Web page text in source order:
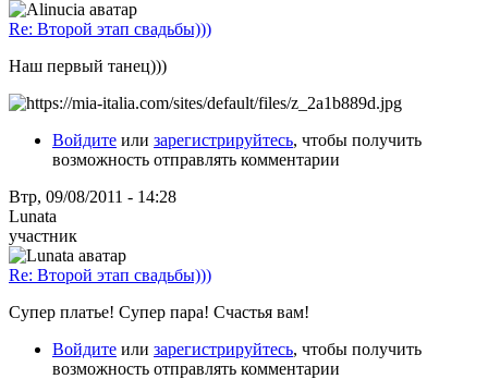
Re: Второй этап свадьбы)))
Наш первый танец)))
Войдите или зарегистрируйтесь, чтобы получить
возможность отправлять комментарии
Втр, 09/08/2011 - 14:28
Lunata
участник
Re: Второй этап свадьбы)))
Супер платье! Супер пара! Счастья вам!
Войдите или зарегистрируйтесь, чтобы получить
возможность отправлять комментарии